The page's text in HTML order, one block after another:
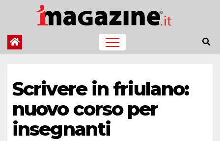
contenuto
Scrivere in friulano:
nuovo corso per
insegnanti